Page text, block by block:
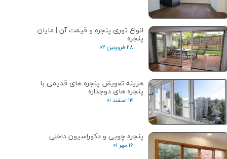
انواع توری پنجره و قیمت آن | مایان
پنجره
۲۸ فروردین ۰۲
هزینه تعویض پنجره های قدیمی با
پنجره های دوجداره
۱۴ اسفند ۰۱
پنجره چوبی و دکوراسیون داخلی
۱۶ مهر ۰۱